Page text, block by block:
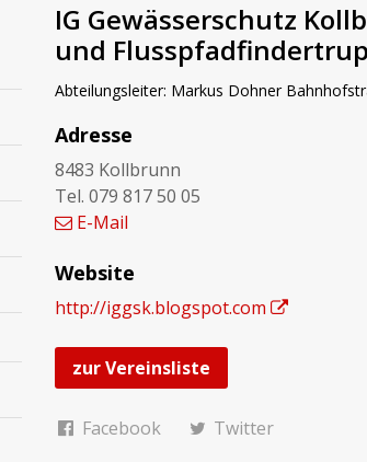
IG Gewässerschutz
und
Abteilungsleiter: Markus Dohner
Adresse
8483 Kollbrunn
Tel. 079 817 50 05
E-Mail
Website
http://iggsk.blogspot.com
zur Vereinsliste
Facebook Twitter